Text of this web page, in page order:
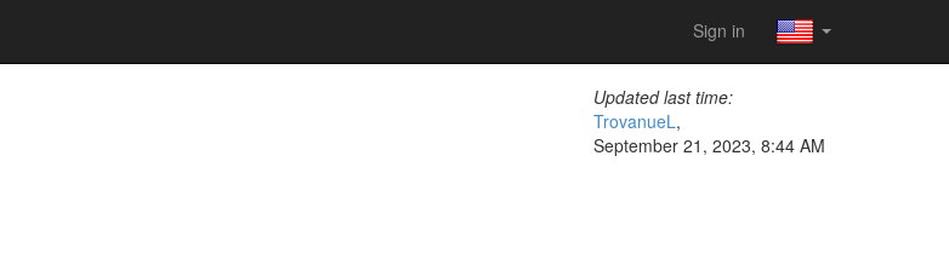
Sign in
Updated last time:
TrovanueL,
September 21, 2023, 8:44 AM